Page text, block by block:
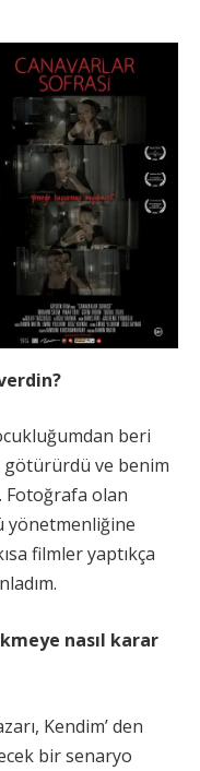
beri
götürürdü ve benim
Fotoğrafa olan
yönetmenliğine
filmler yaptıkça
nasıl karar
Kendim’ den
bir senaryo